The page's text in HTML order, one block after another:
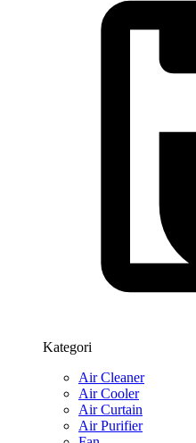
Kategori
Air Cleaner
Air Cooler
Air Curtain
Air Purifier